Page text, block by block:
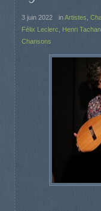
3 juin 2022 inArtistes
Félix Leclerc
Henri Tachan
Chansons